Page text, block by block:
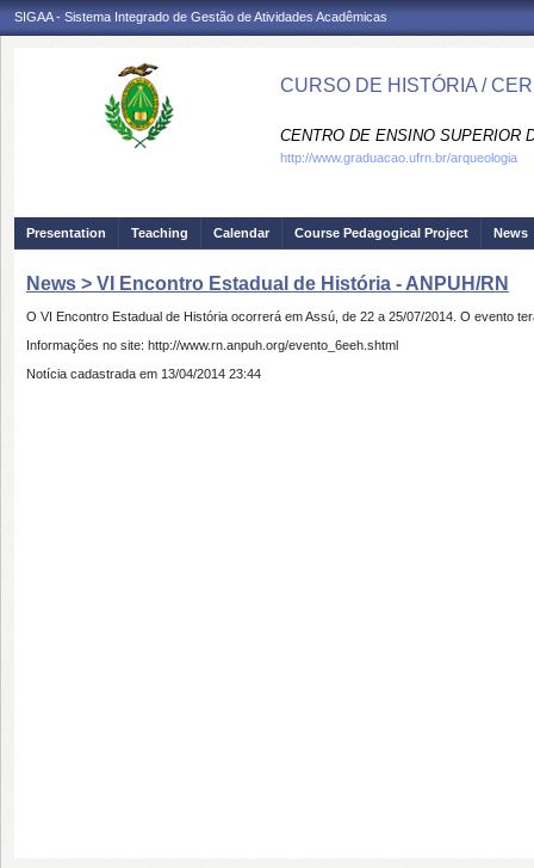
SIGAA - Sistema Integrado de Gestão de Atividades Acadêmicas
CURSO DE HISTÓRIA /
CENTRO DE ENSINO SUPERIOR
http://www.graduacao.ufrn.br/arqueologia
Presentation Teaching Calendar Course Pedagogical Project News
News > VI Encontro Estadual de História - ANPUH/RN
O VI Encontro Estadual de História ocorrerá em Assú, de 22 a 25/07/2014. O evento
Informações no site: http://www.rn.anpuh.org/evento_6eeh.shtml
Notícia cadastrada em 13/04/2014 23:44